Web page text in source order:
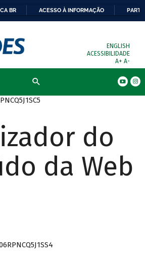
BR ACESSO À INFORMAÇÃO
ENGLISH
ACESSIBILIDADE
A+ A-
do
da Web